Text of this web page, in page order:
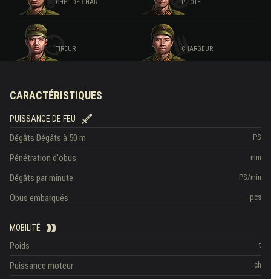
CHEF DE CHAR PILOTE
TIREUR CHARGEUR
CARACTÉRISTIQUES
PUISSANCE DE FEU
PS
Dégâts Dégâts à 50 m
mm
Pénétration d'obus
PS/min
Dégâts par minute
pcs
Obus embarqués
MOBILITÉ
t
Poids
ch
Puissance moteur